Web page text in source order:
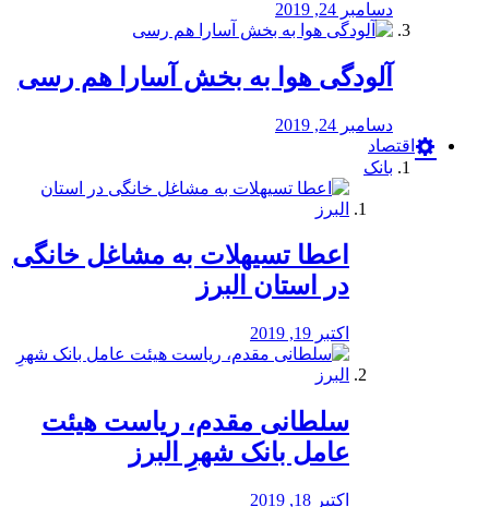
دسامبر 24, 2019
آلودگی هوا به بخش آسارا هم رسی
دسامبر 24, 2019
اقتصاد
بانک
️اعطا تسیهلات به مشاغل خانگی
در استان البرز
اکتبر 19, 2019
سلطانی مقدم، ریاست هیئت
عامل بانک شهرِ البرز
اکتبر 18, 2019